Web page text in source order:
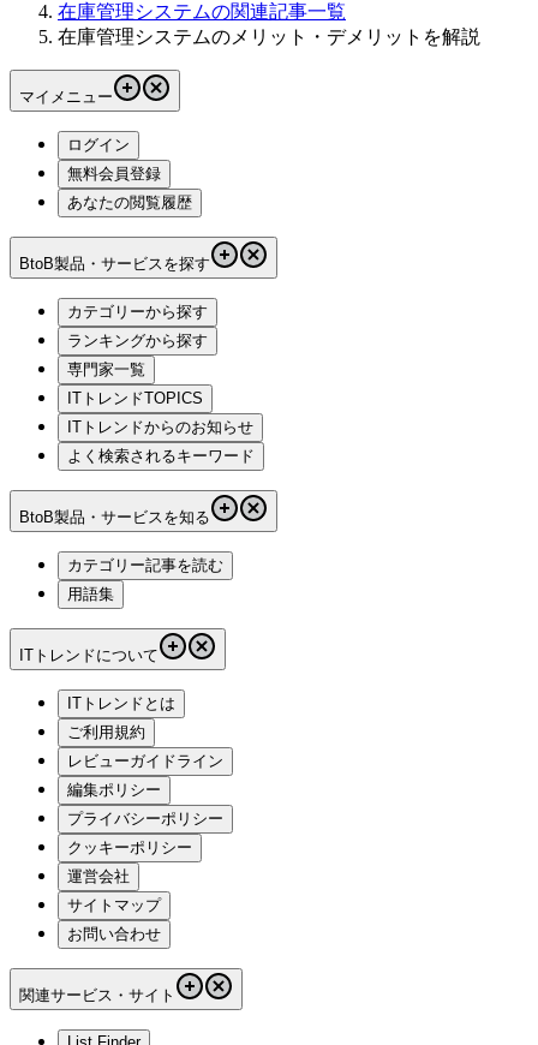
在庫管理システムの関連記事一覧
在庫管理システムのメリット・デメリットを解説
マイメニュー
ログイン
無料会員登録
あなたの閲覧履歴
BtoB製品・サービスを探す
カテゴリーから探す
ランキングから探す
専門家一覧
ITトレンドTOPICS
ITトレンドからのお知らせ
よく検索されるキーワード
BtoB製品・サービスを知る
カテゴリー記事を読む
用語集
ITトレンドについて
ITトレンドとは
ご利用規約
レビューガイドライン
編集ポリシー
プライバシーポリシー
クッキーポリシー
運営会社
サイトマップ
お問い合わせ
関連サービス・サイト